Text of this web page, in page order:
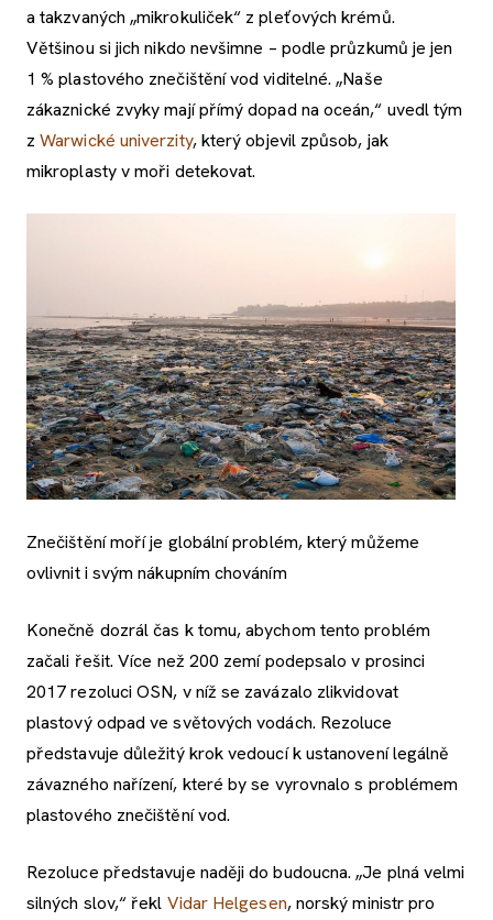
a takzvaných „mikrokuliček“ z pleťových krémů.
Většinou si jich nikdo nevšimne – podle průzkumů je jen
1 % plastového znečištění vod viditelné. „Naše
zákaznické zvyky mají přímý dopad na oceán,“ uvedl tým
zWarwické univerzity, který objevil způsob, jak
mikroplasty v moři detekovat.
Znečištění moří je globální problém, který můžeme
ovlivnit i svým nákupním chováním
Konečně dozrál čas k tomu, abychom tento problém
začali řešit. Více než 200 zemí podepsalo v prosinci
2017 rezoluci OSN, v níž se zavázalo zlikvidovat
plastový odpad ve světových vodách. Rezoluce
představuje důležitý krok vedoucí k ustanovení legálně
závazného nařízení, které by se vyrovnalo s problémem
plastového znečištění vod.
Rezoluce představuje naději do budoucna. „Je plná velmi
silných slov,“ řekl Vidar Helgesen, norský ministr pro